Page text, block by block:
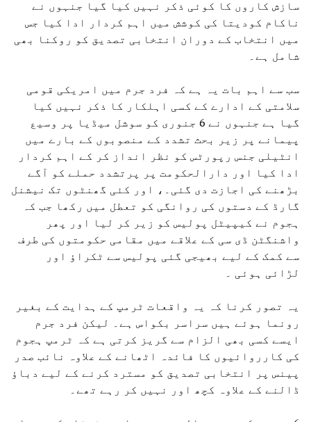
سازش کاروں کا کوئی ذکر نہیں کیا گیا جنہوں نے
ناکام کودیتا کی کوشش میں اہم کردار ادا کیا جس
میں انتخاب کے دوران انتخابی تصدیق کو روکنا بھی
شامل ہے۔
سب سے اہم بات یہ ہے کہ فرد جرم میں امریکی قومی
سلامتی کے ادارے کے کسی اہلکار کا ذکر نہیں کیا
گیا ہے جنہوں نے 6 جنوری کو سوشل میڈیا پر وسیع
پیمانے پر زیر بحث تشدد کے منصوبوں کے بارے میں
انٹیلی جنس رپورٹس کو نظر انداز کر کے اہم کردار
ادا کیا اور دارالحکومت پر پرتشدد حملے کو آگے
بڑھنے کی اجازت دی گئی۔، اور کئی گھنٹوں تک نیشنل
گارڈ کے دستوں کی روانگی کو تعطل میں رکھا جب کہ
ہجوم نے کیپیٹل پولیس کو زیر کر لیا اور پھر
واشنگٹن ڈی سی کے علاقے میں مقامی حکومتوں کی طرف
سے کمک کے لیے بھیجی گئی پولیس سے ٹکراؤ اور
لڑائی ہوئی ۔
یہ تصور کرنا کہ یہ واقعات ٹرمپ کے ہدایت کے بغیر
رونما ہوئے ہیں سراسر بکواس ہے۔ لیکن فرد جرم
ایسے کسی بھی الزام سے گریز کرتی ہے کہ ٹرمپ ہجوم
کی کارروائیوں کا فائدہ اٹھانے کے علاوہ نائب صدر
پینس پر انتخابی تصدیق کو مسترد کرنے کے لیے دباؤ
ڈالنے کے علاوہ کچھ اور نہیں کر رہے تھے۔